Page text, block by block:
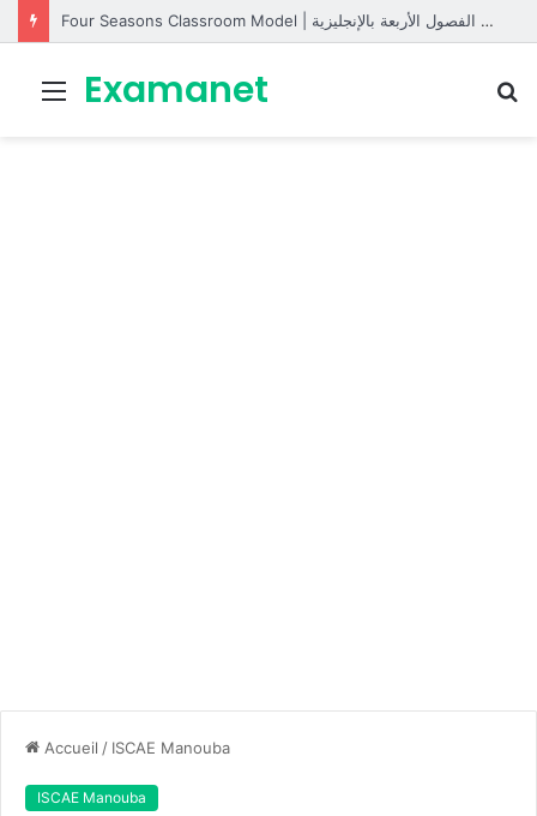
Four Seasons Classroom Model | مشروع تفاعلي لتعليم الفصول الأربعة بالإنجليزية
Menu
Examanet
Accueil / ISCAE Manouba
ISCAE Manouba